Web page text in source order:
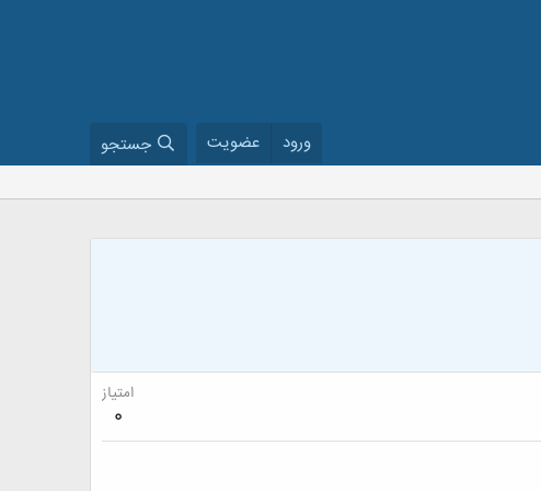
ورود عضویت جستجو
امتیاز
0